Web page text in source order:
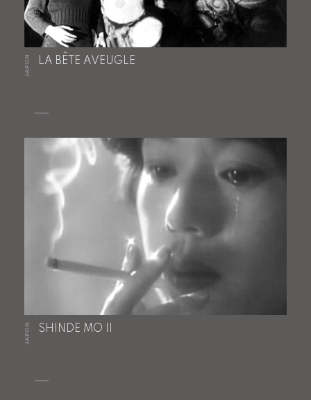
JAPON LA BÊTE AVEUGLE
JAPON SHINDE MO II